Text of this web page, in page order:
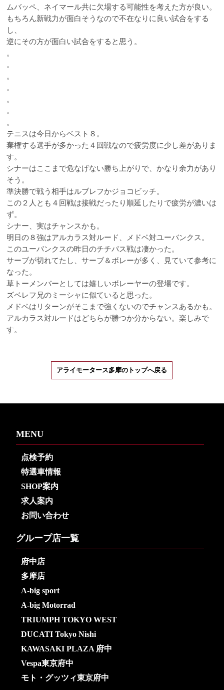
ムバッペ、ネイマール共に欠場する可能性を考えた方が良い。
もちろん新戦力が面白そうなので不在なりに良い試合をする
し、
逆にその方が面白い試合をすると思う。
。
。
。
。
。
。
。
テニスは今日からベスト８。
棄権する選手が多かった４回戦なので疲労度に少し差がありま
す。
シナーはここまで危なげない勝ち上がりで、かなり余力があり
そう。
準決勝で戦う相手はルブレフかジョコビッチ。
この２人とも４回戦は接戦だったり順延したりで疲労が濃いは
ず。
シナー、実はチャンスかも。
明日の８強はアルカラス対ルード、メドベ対ユーバンクス。
このユーバンクスの昨日のチチパス戦は凄かった。
サーブが切れてたし、サーブ＆ボレーが多く、見ていて参考に
なった。
草トーメンバーとしては嬉しいボレーヤーの登場です。
ズベレフ兄のミーシャに似ていると思った。
メドベはリターンがそこまで強くないのでチャンスあるかも。
アルカラス対ルードはどちらが勝つか分からない。楽しみで
す。
アライモータース多摩のトップへ戻る
MENU
点検予約
特選車情報
SHOP案内
求人案内
お問い合わせ
グループ店一覧
府中店
多摩店
A-big sport
A-big Motorrad
TRIUMPH TOKYO WEST
DUCATI Tokyo Nishi
KAWASAKI PLAZA 府中
Vespa東京府中
モト・グッツィ東京府中